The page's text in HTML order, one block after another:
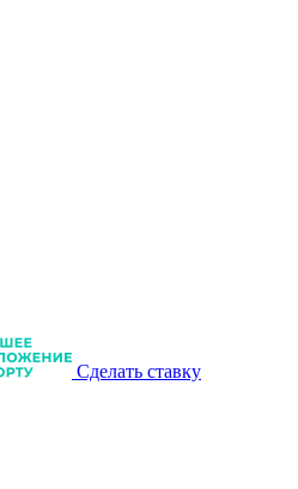
Сделать ставку